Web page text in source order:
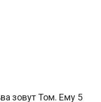
зовут Том. Ему 5